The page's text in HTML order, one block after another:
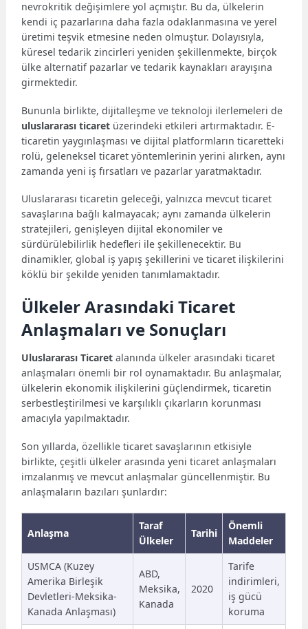
nevrokritik değişimlere yol açmıştır. Bu da, ülkelerin
kendi iç pazarlarına daha fazla odaklanmasına ve yerel
üretimi teşvik etmesine neden olmuştur. Dolayısıyla,
küresel tedarik zincirleri yeniden şekillenmekte, birçok
ülke alternatif pazarlar ve tedarik kaynakları arayışına
girmektedir.
Bununla birlikte, dijitalleşme ve teknoloji ilerlemeleri de
uluslararası ticaret üzerindeki etkileri artırmaktadır. E-
ticaretin yaygınlaşması ve dijital platformların ticaretteki
rolü, geleneksel ticaret yöntemlerinin yerini alırken, aynı
zamanda yeni iş fırsatları ve pazarlar yaratmaktadır.
Uluslararası ticaretin geleceği, yalnızca mevcut ticaret
savaşlarına bağlı kalmayacak; aynı zamanda ülkelerin
stratejileri, genişleyen dijital ekonomiler ve
sürdürülebilirlik hedefleri ile şekillenecektir. Bu
dinamikler, global iş yapış şekillerini ve ticaret ilişkilerini
köklü bir şekilde yeniden tanımlamaktadır.
Ülkeler Arasındaki Ticaret
Anlaşmaları ve Sonuçları
Uluslararası Ticaret alanında ülkeler arasındaki ticaret
anlaşmaları önemli bir rol oynamaktadır. Bu anlaşmalar,
ülkelerin ekonomik ilişkilerini güçlendirmek, ticaretin
serbestleştirilmesi ve karşılıklı çıkarların korunması
amacıyla yapılmaktadır.
Son yıllarda, özellikle ticaret savaşlarının etkisiyle
birlikte, çeşitli ülkeler arasında yeni ticaret anlaşmaları
imzalanmış ve mevcut anlaşmalar güncellenmiştir. Bu
anlaşmaların bazıları şunlardır:
Anlaşma
Taraf
Ülkeler
Tarihi
Önemli
Maddeler
USMCA (Kuzey
Amerika Birleşik
Devletleri-Meksika-
Kanada Anlaşması)
ABD,
Meksika,
Kanada
2020
Tarife
indirimleri,
iş gücü
koruma